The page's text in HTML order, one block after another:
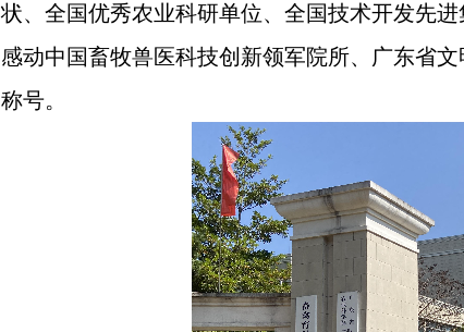
状、全国优秀农业科研单位、全国技术开发先
感动中国畜牧兽医科技创新领军院所、广东省
称号。